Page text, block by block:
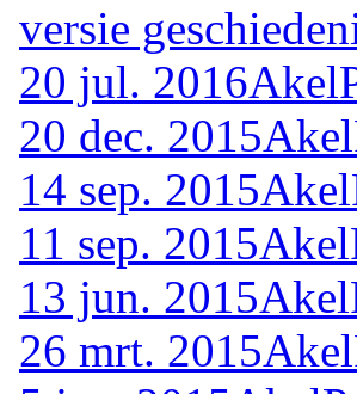
versie
20 jul. 2016
20 dec. 2015
14 sep. 2015
11 sep. 2015
13 jun. 2015
26 mrt. 2015